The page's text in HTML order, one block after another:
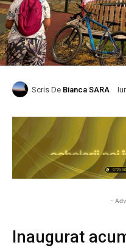
Scris De Bianca SARA
-
Inaugurat